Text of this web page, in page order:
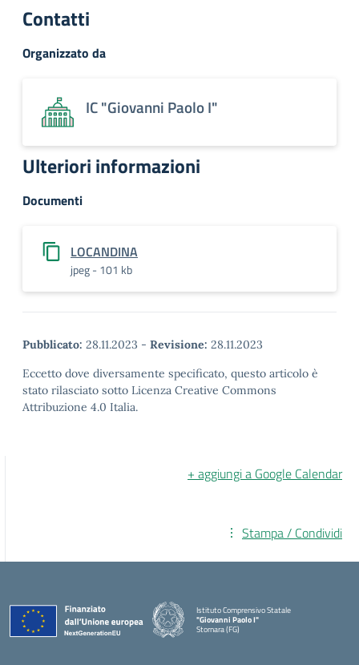
Contatti
Organizzato da
IC "Giovanni Paolo I"
Ulteriori informazioni
Documenti
LOCANDINA
jpeg - 101 kb
Pubblicato: 28.11.2023 - Revisione: 28.11.2023
Eccetto dove diversamente specificato, questo articolo è
stato rilasciato sotto Licenza Creative Commons
Attribuzione 4.0 Italia.
+ aggiungi a Google Calendar
Stampa / Condividi
Istituto Comprensivo Statale
"Giovanni Paolo I"
Stornara (FG)